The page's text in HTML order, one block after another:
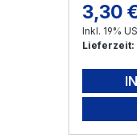
3,30
Inkl. 19%
Lieferzeit: